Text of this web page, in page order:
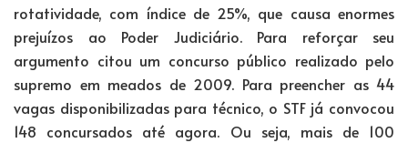
rotatividade, com índice de 25%, que causa enormes
prejuízos ao Poder Judiciário. Para reforçar seu
argumento citou um concurso público realizado pelo
supremo em meados de 2009. Para preencher as 44
vagas disponibilizadas para técnico, o STF já convocou
148 concursados até agora. Ou seja, mais de 100